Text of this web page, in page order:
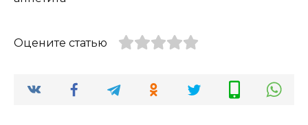
Оцените статью